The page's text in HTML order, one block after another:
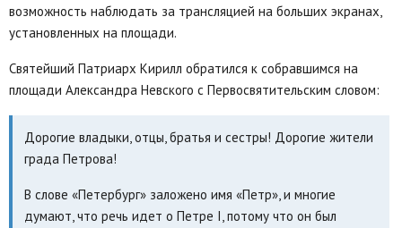
возможность наблюдать за трансляцией на больших экранах,
установленных на площади.
Святейший Патриарх Кирилл обратился к собравшимся на
площади Александра Невского с Первосвятительским словом:
Дорогие владыки, отцы, братья и сестры! Дорогие жители
града Петрова!
В слове «Петербург» заложено имя «Петр», и многие
думают, что речь идет о Петре I, потому что он был